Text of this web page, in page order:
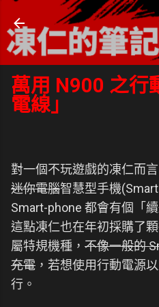
跳到主
凍仁的筆記
- https://note.drx.tw
萬用 N900 之行
電線」
對一個不玩遊戲的凍仁而
迷你電腦智慧型手機
Smart-phone 都會有個「
這點凍仁也在年初採購了
屬特規機種， 不像一般的
充電 ，若想使用行動電源
行。